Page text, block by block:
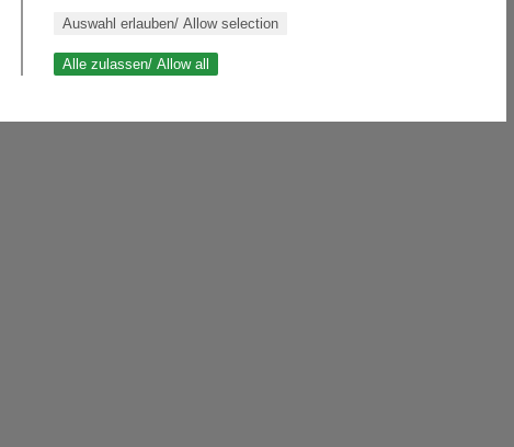
Auswahl erlauben/ Allow selection
Alle zulassen/ Allow all